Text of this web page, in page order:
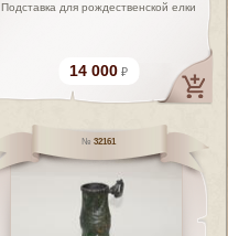
Подставка для рождественской елки
14 000
32161